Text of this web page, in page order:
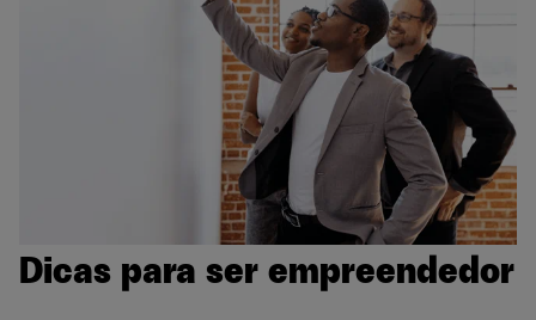
Dicas para ser empreendedor